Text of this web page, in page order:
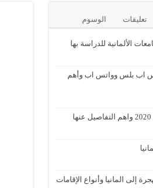
تعليقات الوسوم
الألمانية للدراسة بها
اب بلس وواتس اب وأهم
إلى المانيا وأنواع الإقامات